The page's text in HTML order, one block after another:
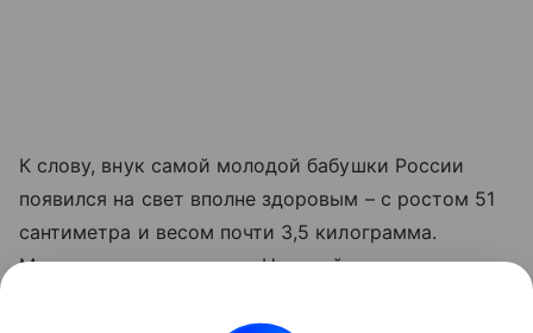
К слову, внук самой молодой бабушки России
появился на свет вполне здоровым – с ростом 51
сантиметра и весом почти 3,5 килограмма.
Малыша решили назвать Никитой.
Также читайте о том,в каком возрасте лучше